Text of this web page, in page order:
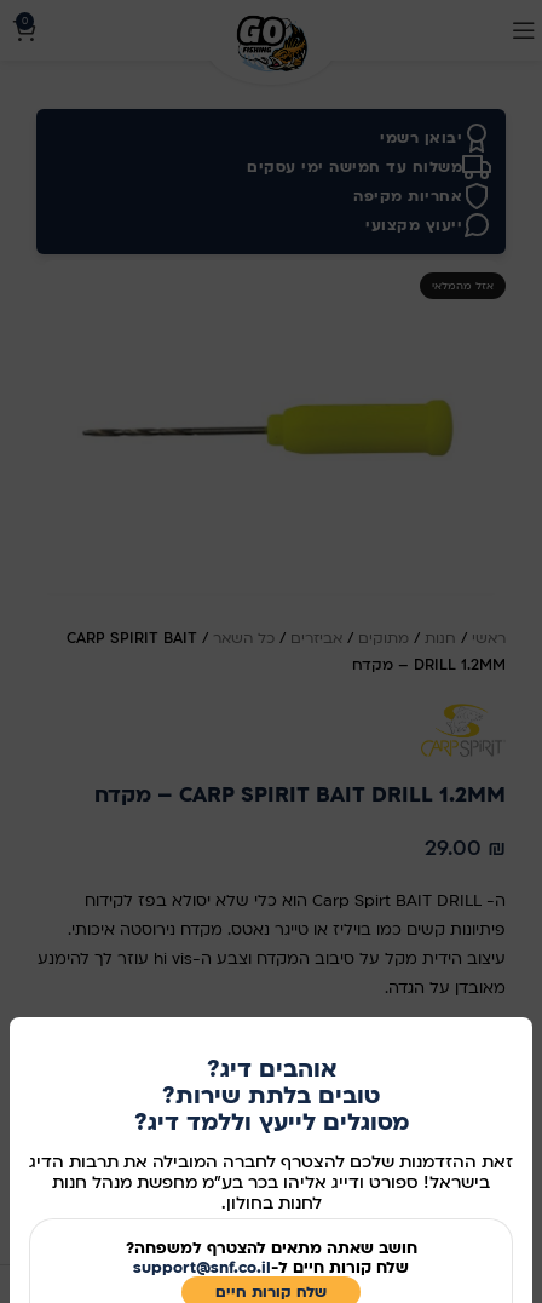
אוהבים דיג?
טובים בלתת שירות?
מסוגלים לייעץ וללמד דיג?
זאת ההזדמנות שלכם להצטרף לחברה המובילה את תרבות הדיג
בישראל! ספורט ודייג אליהו בכר בע"מ מחפשת מנהל חנות
לחנות בחולון.
חושב שאתה מתאים להצטרף למשפחה?
שלח קורות חיים ל-support@snf.co.il
שלח קורות חיים​
0
יבואן רשמי
משלוח עד חמישה ימי עסקים
אחריות מקיפה
ייעוץ מקצועי
אזל מהמלאי
ראשי / חנות / מתוקים / אביזרים / כל השאר /
CARP SPIRIT BAIT
DRILL 1.2MM – מקדח
CARP SPIRIT BAIT DRILL 1.2MM – מקדח
29.00 ₪
ה- Carp Spirt BAIT DRILL הוא כלי שלא יסולא בפז לקידוח
פיתיונות קשים כמו בויליז או טייגר נאטס. מקדח נירוסטה איכותי.
עיצוב הידית מקל על סיבוב המקדח וצבע ה-hi vis עוזר לך להימנע
מאובדן על הגדה.
שיתוף ברשתות החברתיות:
מוצרים קשורים
אזל מהמלאי